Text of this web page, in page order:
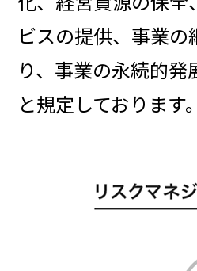
ビスの提供、事業の
り、事業の永続的発
と規定しております。